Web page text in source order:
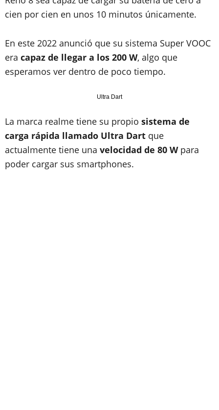
cien por cien en unos 10 minutos únicamente.
En este 2022 anunció que su sistema Super VOOC
era capaz de llegar a los 200 W, algo que
esperamos ver dentro de poco tiempo.
Ultra Dart
La marca realme tiene su propio sistema de
carga rápida llamado Ultra Dart que
actualmente tiene una velocidad de 80 Wpara
poder cargar sus smartphones.